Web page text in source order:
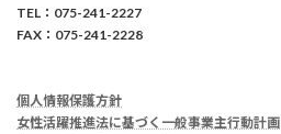
TEL：075-241-2227
FAX：075-241-2228
個人情報保護方針
女性活躍推進法に基づく一般事業主行動計画